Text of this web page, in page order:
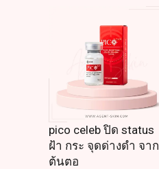
pico celeb ปิด status
ฝ้า กระ จุดด่างดำ จาก
ต้นตอ